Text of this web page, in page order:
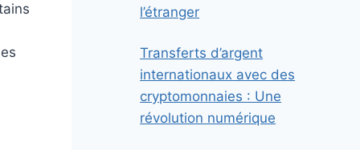
l’étranger
Transferts d’argent
internationaux avec des
cryptomonnaies : Une
révolution numérique